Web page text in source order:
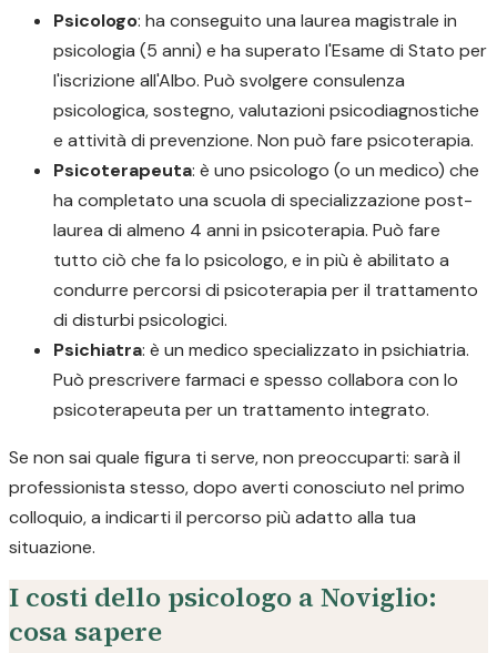
Psicologo: ha conseguito una laurea magistrale in
psicologia (5 anni) e ha superato l'Esame di Stato per
l'iscrizione all'Albo. Può svolgere consulenza
psicologica, sostegno, valutazioni psicodiagnostiche
e attività di prevenzione. Non può fare psicoterapia.
Psicoterapeuta: è uno psicologo (o un medico) che
ha completato una scuola di specializzazione post-
laurea di almeno 4 anni in psicoterapia. Può fare
tutto ciò che fa lo psicologo, e in più è abilitato a
condurre percorsi di psicoterapia per il trattamento
di disturbi psicologici.
Psichiatra: è un medico specializzato in psichiatria.
Può prescrivere farmaci e spesso collabora con lo
psicoterapeuta per un trattamento integrato.
Se non sai quale figura ti serve, non preoccuparti: sarà il
professionista stesso, dopo averti conosciuto nel primo
colloquio, a indicarti il percorso più adatto alla tua
situazione.
I costi dello psicologo a Noviglio:
cosa sapere